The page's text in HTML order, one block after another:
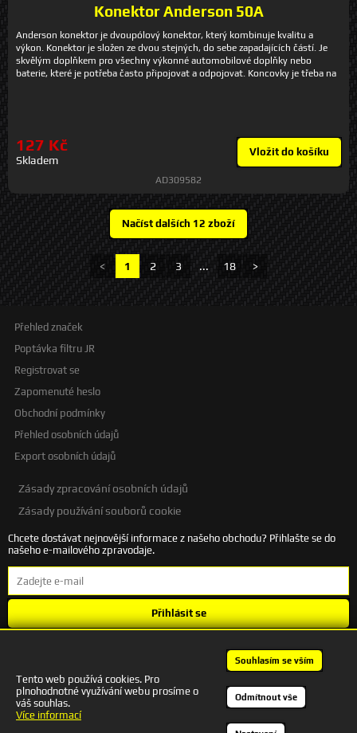
Konektor Anderson 50A
Anderson konektor je dvoupólový konektor, který kombinuje kvalitu a
výkon. Konektor je složen ze dvou stejných, do sebe zapadajících částí. Je
skvělým doplňkem pro všechny výkonné automobilové doplňky nebo
baterie, které je potřeba často připojovat a odpojovat. Koncovky je třeba na
cyklů připojení/odpojení (se zátěží 40A/120V): 250 hořlavost: UL94 V-0
tlouštka stříbrné vrstvy na kontaktech: 1μm materiál kontaktů:
postříbřená měď materiál konektoru: Nylon PA66 možnost vložit
kabel 4-12 mm2 (12, 10, 8, 6 AWG) barva: šedá rozměr cca: 48 x 35
127 Kč
Skladem
Vložit do košíku
AD309582
< 1 2 3 ... 18 >
Přehled značek
Poptávka filtru JR
Registrovat se
Zapomenuté heslo
Obchodní podmínky
Přehled osobních údajů
Export osobních údajů
Zásady zpracování osobních údajů
Zásady používání souborů cookie
Chcete dostávat nejnovější informace z našeho obchodu? Přihlašte se do
našeho e-mailového zpravodaje.
Přihlásit se
+420 601 245 172 | autodesigncb@gmail.com
Tento web používá cookies. Pro
plnohodnotné využívání webu prosíme o
váš souhlas.
Více informací
Souhlasím se vším
Odmítnout vše